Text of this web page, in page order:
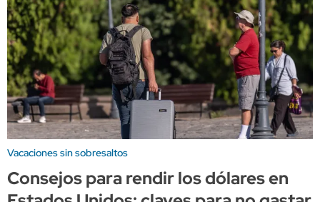
Vacaciones sin sobresaltos
Consejos para rendir los dólares en